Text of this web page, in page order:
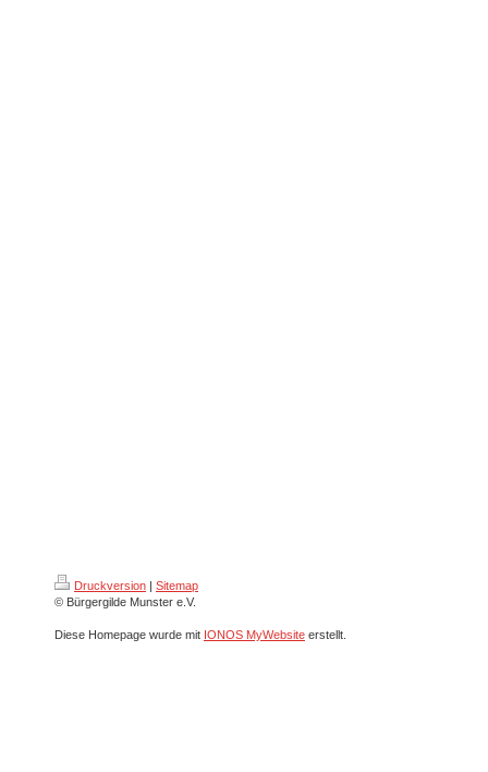
Druckversion | Sitemap
© Bürgergilde Munster e.V.
Diese Homepage wurde mit IONOS MyWebsite erstellt.